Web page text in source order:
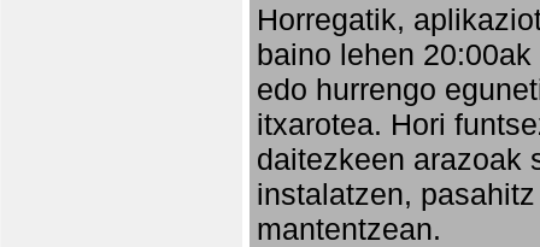
Horregatik,
baino lehen
edo hurrengo
itxarotea. Hori
daitezkeen arazoak
instalatzen,
mantentzean.